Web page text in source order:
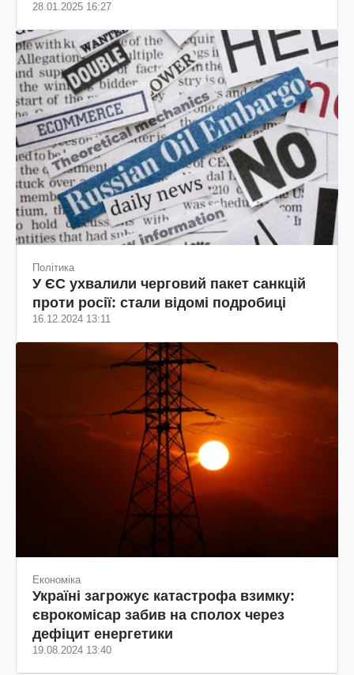
28.01.2025 16:27
Політика
У ЄС ухвалили черговий пакет санкцій
проти росії: стали відомі подробиці
16.12.2024 13:11
Економіка
Україні загрожує катастрофа взимку:
єврокомісар забив на сполох через
дефіцит енергетики
19.08.2024 13:40